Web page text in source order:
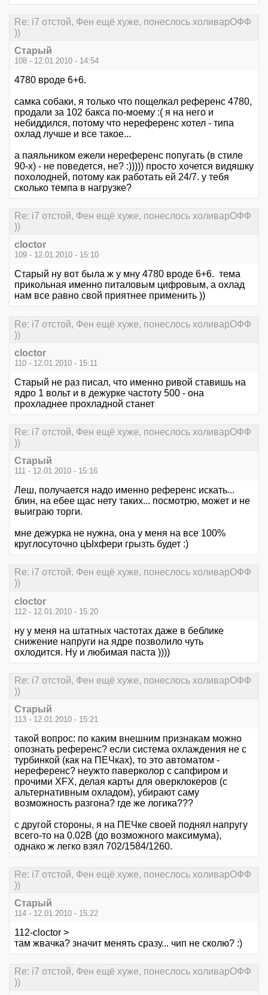
Re: i7 отстой, Фен ещё хуже, понеслось холиварОФФ
))
Старый
108 - 12.01.2010 - 14:54
4780 вроде 6+6.
самка собаки, я только что пощелкал референс 4780,
продали за 102 бакса по-моему :( я на него и
небиддился, потому что нереференс хотел - типа
охлад лучше и все такое...
а паяльником ежели нереференс попугать (в стиле
90-х) - не поведется, не? :))))) просто хочется видяшку
похолодней, потому как работать ей 24/7. у тебя
сколько темпа в нагрузке?
Re: i7 отстой, Фен ещё хуже, понеслось холиварОФФ
))
cloctor
109 - 12.01.2010 - 15:10
Старый ну вот была ж у мну 4780 вроде 6+6. тема
прикольная именно питаловым цифровым, а охлад
нам все равно свой приятнее применить ))
Re: i7 отстой, Фен ещё хуже, понеслось холиварОФФ
))
cloctor
110 - 12.01.2010 - 15:11
Старый не раз писал, что именно ривой ставишь на
ядро 1 вольт и в дежурке частоту 500 - она
прохладнее прохладной станет
Re: i7 отстой, Фен ещё хуже, понеслось холиварОФФ
))
Старый
111 - 12.01.2010 - 15:16
Леш, получается надо именно референс искать...
блин, на ебее щас нету таких... посмотрю, может и не
выиграю торги.
мне дежурка не нужна, она у меня на все 100%
круглосуточно цЫхфери грызть будет :)
Re: i7 отстой, Фен ещё хуже, понеслось холиварОФФ
))
cloctor
112 - 12.01.2010 - 15:20
ну у меня на штатных частотах даже в беблике
снижение напруги на ядре позволило чуть
охлодится. Ну и любимая паста ))))
Re: i7 отстой, Фен ещё хуже, понеслось холиварОФФ
))
Старый
113 - 12.01.2010 - 15:21
такой вопрос: по каким внешним признакам можно
опознать референс? если система охлаждения не с
турбинкой (как на ПЕЧках), то это автоматом -
нереференс? неужто паверколор с сапфиром и
прочими XFX, делая карты для оверклокеров (с
альтернативным охладом), убирают саму
возможность разгона? где же логика???
с другой стороны, я на ПЕЧке своей поднял напругу
всего-то на 0.02В (до возможного максимума),
однако ж легко взял 702/1584/1260.
Re: i7 отстой, Фен ещё хуже, понеслось холиварОФФ
))
Старый
114 - 12.01.2010 - 15:22
112-cloctor >
там жвачка? значит менять сразу... чип не сколю? :)
Re: i7 отстой, Фен ещё хуже, понеслось холиварОФФ
))